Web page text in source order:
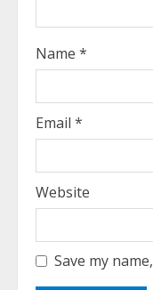
d
i
n
g
Name *
Email *
Website
Save my